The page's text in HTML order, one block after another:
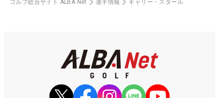
ゴルフ総合サイト ALBA Net 選手情報 ギャリー・スタール